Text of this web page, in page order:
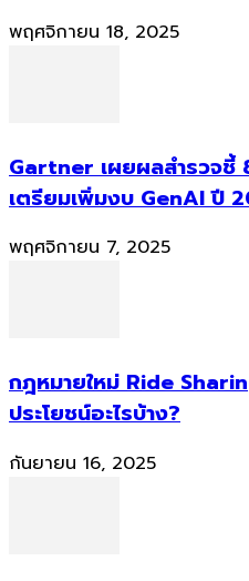
พฤศจิกายน 18, 2025
Gartner เผยผลสำรวจชี้
เตรียมเพิ่มงบ GenAI ปี
พฤศจิกายน 7, 2025
กฎหมายใหม่ Ride
ประโยชน์อะไรบ้าง?
กันยายน 16, 2025